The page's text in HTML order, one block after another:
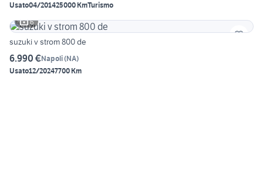
Usato04/201425000 KmTurismo
6
suzuki v strom 800 de
6.990 €Napoli(NA)
Usato12/20247700 Km